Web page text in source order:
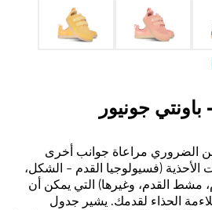
جونيور
الضروري مراعاة جوانب أخرى
الأحذية (فسيولوجيا القدم - الشكل،
مشط القدم، وغيرها) التي يمكن أن
الحذاء لقدمك. يشير جدول